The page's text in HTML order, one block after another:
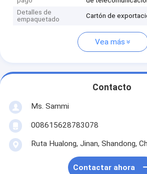
Detalles de
empaquetado
Cartón de
Vea más
Contacto
Ms. Sammi
008615628783078
Ruta Hualong, Jinan, Shandong,
Contactar ahora